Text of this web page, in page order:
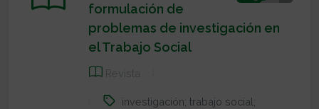
formulación de
problemas de investigación en
el Trabajo Social
Revista
investigación; trabajo social;